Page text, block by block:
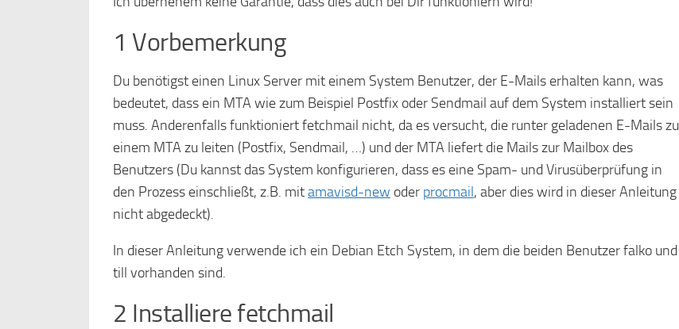
1 Vorbemerkung
Du benötigst einen Linux Server mit einem System Benutzer, der E-Mails erhalten kann, was
bedeutet, dass ein MTA wie zum Beispiel Postfix oder Sendmail auf dem System installiert sein
muss. Anderenfalls funktioniert fetchmail nicht, da es versucht, die runter geladenen E-Mails zu
einem MTA zu leiten (Postfix, Sendmail, …) und der MTA liefert die Mails zur Mailbox des
Benutzers (Du kannst das System konfigurieren, dass es eine Spam- und Virusüberprüfung in
den Prozess einschließt, z.B. mitamavisd-new oder procmail, aber dies wird in dieser Anleitung
nicht abgedeckt).
In dieser Anleitung verwende ich ein Debian Etch System, in dem die beiden Benutzer falko und
till vorhanden sind.
2 Installiere fetchmail